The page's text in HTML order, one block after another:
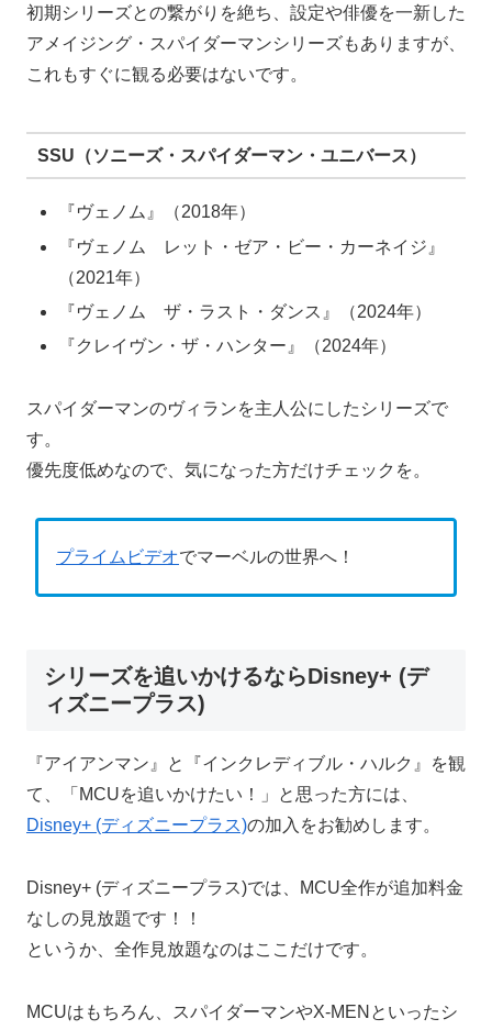
初期シリーズとの繋がりを絶ち、設定や俳優を一新した
アメイジング・スパイダーマンシリーズもありますが、
これもすぐに観る必要はないです。
SSU（ソニーズ・スパイダーマン・ユニバース）
『ヴェノム』（2018年）
『ヴェノム レット・ゼア・ビー・カーネイジ』
（2021年）
『ヴェノム ザ・ラスト・ダンス』（2024年）
『クレイヴン・ザ・ハンター』（2024年）
スパイダーマンのヴィランを主人公にしたシリーズで
す。
優先度低めなので、気になった方だけチェックを。
プライムビデオでマーベルの世界へ！
シリーズを追いかけるならDisney+ (デ
ィズニープラス)
『アイアンマン』と『インクレディブル・ハルク』を観
て、「MCUを追いかけたい！」と思った方には、
Disney+ (ディズニープラス)の加入をお勧めします。
Disney+ (ディズニープラス)では、MCU全作が追加料金
なしの見放題です！！
というか、全作見放題なのはここだけです。
MCUはもちろん、スパイダーマンやX-MENといったシ